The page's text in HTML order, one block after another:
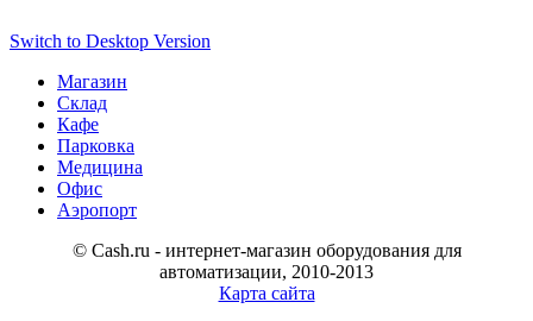
Switch to Desktop Version
Магазин
Склад
Кафе
Парковка
Медицина
Офис
Аэропорт
© Cash.ru - интернет-магазин оборудования для
автоматизации, 2010-2013
Карта сайта